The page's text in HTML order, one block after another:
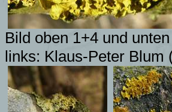
Bild oben 1+4 und
links: Klaus-Peter Blum